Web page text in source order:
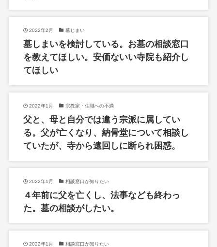
2022年2月 墓じまい
墓しまいを検討している。お墓の相談窓口
を教えてほしい。安価ないい寺院も紹介し
てほしい
2022年1月 宗教家・住職への不満
父と、母と自分では違う宗派に属してい
る。父が亡くなり、納骨堂について相談し
ていたが、寺から遠回しに断られ困惑。
2022年1月 相談窓口が知りたい
４年前に父を亡くし、法事なども終わっ
た。墓の相談がしたい。
2022年1月 相談窓口が知りたい